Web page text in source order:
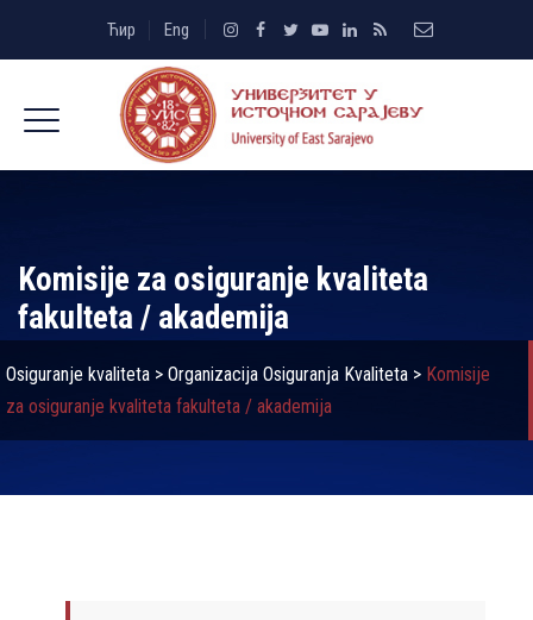
Ћир Eng
Komisije za osiguranje kvaliteta
fakulteta / akademija
Osiguranje kvaliteta > Organizacija Osiguranja Kvaliteta > Komisije
za osiguranje kvaliteta fakulteta / akademija